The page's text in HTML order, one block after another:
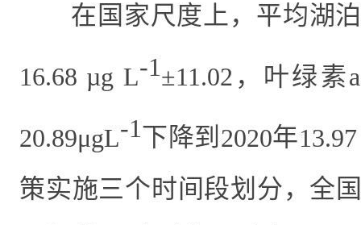
在国家尺度上，平均湖
16.68 µg L-1±11.02 ，叶绿素a
20.89μgL-1下降到 2020年
策实施三个时间段划分，全